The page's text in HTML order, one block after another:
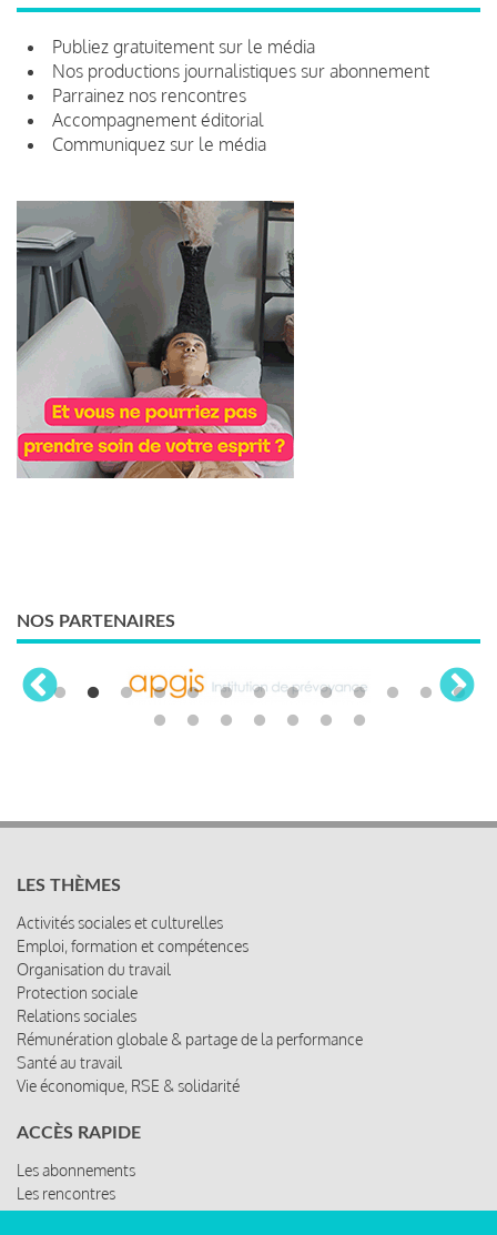
Publiez gratuitement sur le média
Nos productions journalistiques sur abonnement
Parrainez nos rencontres
Accompagnement éditorial
Communiquez sur le média
NOS PARTENAIRES
LES THÈMES
Activités sociales et culturelles
Emploi, formation et compétences
Organisation du travail
Protection sociale
Relations sociales
Rémunération globale & partage de la performance
Santé au travail
Vie économique, RSE & solidarité
ACCÈS RAPIDE
Les abonnements
Les rencontres
Les ressources